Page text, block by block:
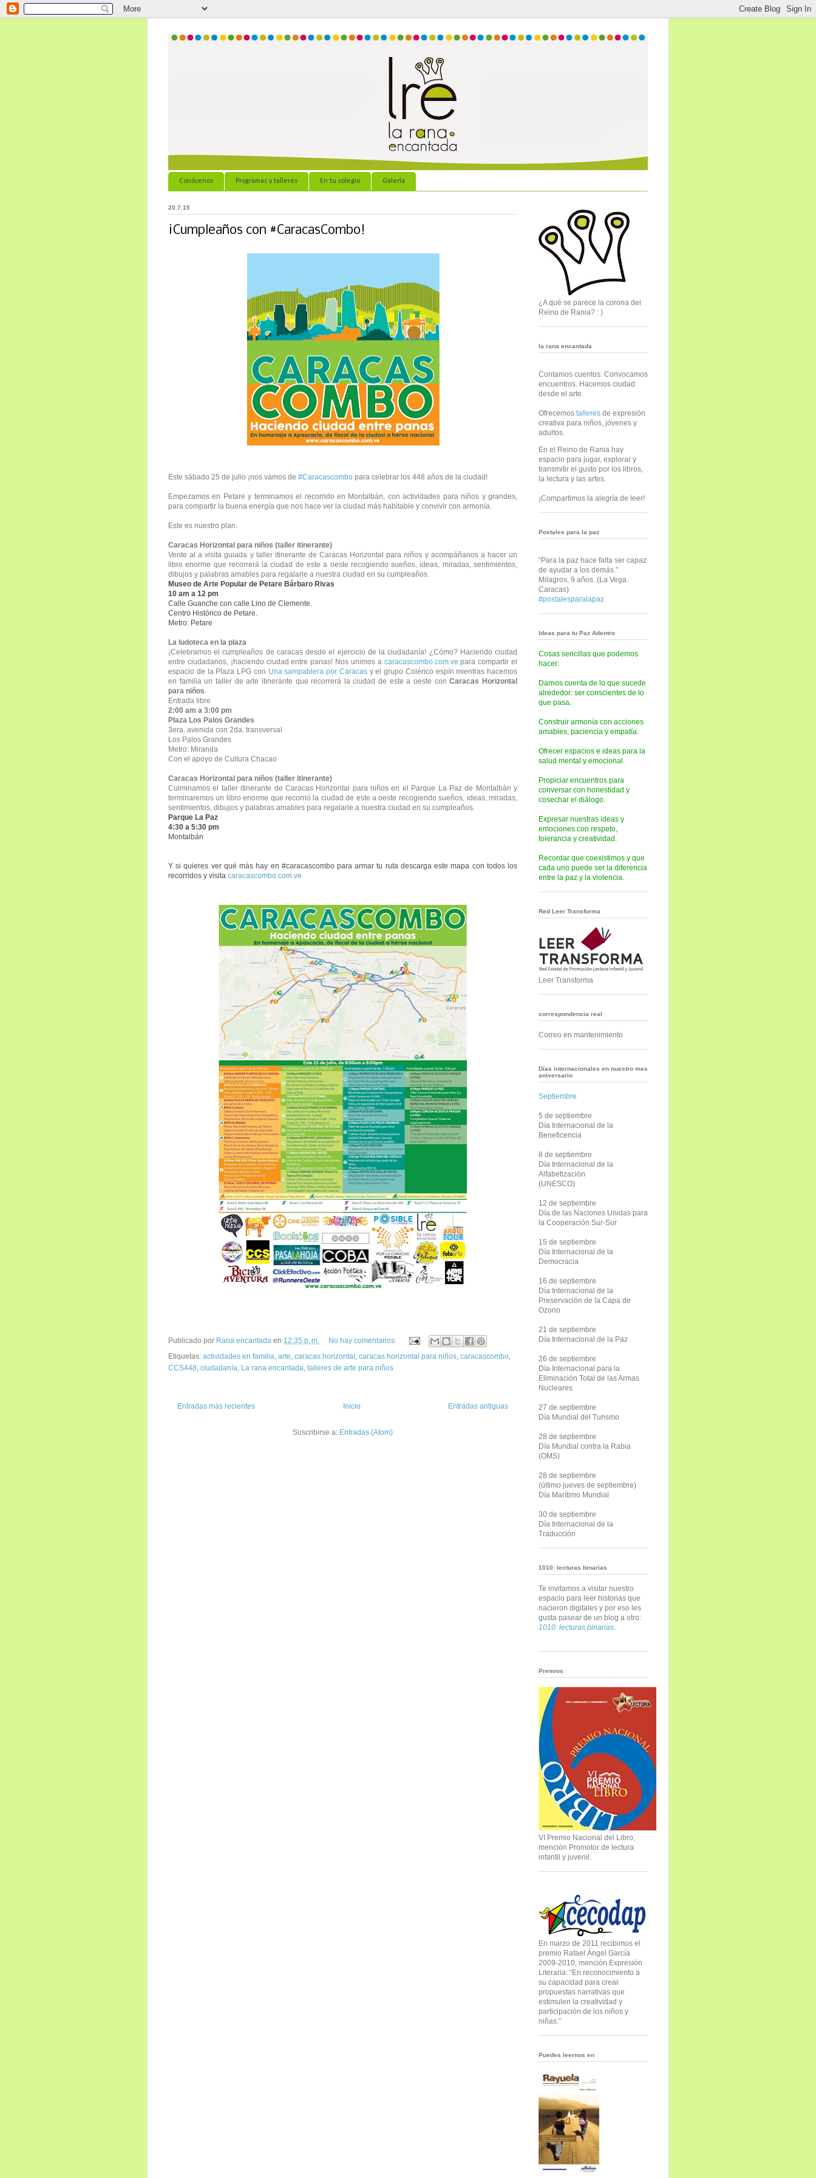
Conócenos Programas y talleres En tu colegio Galería
20.7.15
¡Cumpleaños con #CaracasCombo!
Este sábado 25 de julio ¡nos vamos de #Caracascombo para celebrar los 448 años de la ciudad!
Empezamos en Petare y terminamos el recorrido en Montalbán, con actividades para niños y grandes,
para compartir la buena energía que nos hace ver la ciudad más habitable y convivir con armonía.
Este es nuestro plan:
Caracas Horizontal para niños (taller itinerante)
Vente al a visita guiada y taller itinerante de Caracas Horizontal para niños y acompáñanos a hacer un
libro enorme que recorrerá la ciudad de este a oeste recogiendo sueños, ideas, miradas, sentimientos,
dibujos y palabras amables para regalarle a nuestra ciudad en su cumpleaños.
Museo de Arte Popular de Petare Bárbaro Rivas
10 am a 12 pm
Calle Guanche con calle Lino de Clemente.
Centro Histórico de Petare.
Metro: Petare
La ludoteca en la plaza
¡Celebramos el cumpleaños de caracas desde el ejercicio de la ciudadanía! ¿Cómo? Haciendo ciudad
entre ciudadanos, ¡haciendo ciudad entre panas! Nos unimos a caracascombo.com.ve para compartir el
espacio de la Plaza LPG con Una sampablera por Caracasy el grupo Colérico espín mientras hacemos
en familia un taller de arte itinerante que recorrerá la ciudad de este a oeste conCaracas Horizontal
para niños
Entrada libre
2:00 am a 3:00 pm
Plaza Los Palos Grandes
3era. avenida con 2da. transversal
Los Palos Grandes
Metro: Miranda
Con el apoyo de Cultura Chacao
Caracas Horizontal para niños (taller itinerante)
Culminamos el taller itinerante de Caracas Horizontal para niños en el Parque La Paz de Montalbán y
terminaremos un libro enorme que recorrió la ciudad de este a oeste recogiendo sueños, ideas, miradas,
sentimientos, dibujos y palabras amables para regalarle a nuestra ciudad en su cumpleaños.
Parque La Paz
4:30 a 5:30 pm
Montalbán
Y si quieres ver qué más hay en #caracascombo para armar tu ruta descarga este mapa con todos los
recorridos y visita caracascombo.com.ve
Publicado por Rana encantada en 12:35 p. m.
No hay comentarios:
Etiquetas: actividades en familia arte caracas horizontal caracas horizontal para niños caracascombo
CCS448 ciudadanía La rana encantada talleres de arte para niños
Entradas más recientes Entradas antiguas
Inicio
Suscribirse a: Entradas (Atom)
¿A qué se parece la corona del
Reino de Rania? : )
la rana encantada
Contamos cuentos. Convocamos
encuentros. Hacemos ciudad
desde el arte.
Ofrecemos talleres de expresión
creativa para niños, jóvenes y
adultos.
En el Reino de Rania hay
espacio para jugar, explorar y
transmitir el gusto por los libros,
la lectura y las artes.
¡Compartimos la alegría de leer!
Postales para la paz
“Para la paz hace falta ser capaz
de ayudar a los demás.”
Milagros, 9 años. (La Vega.
Caracas)
#postalesparalapaz
Ideas para tu Paz Adentro
Cosas sencillas que podemos
hacer:
Darnos cuenta de lo que sucede
alrededor: ser conscientes de lo
que pasa.
Construir armonía con acciones
amables, paciencia y empatía.
Ofrecer espacios e ideas para la
salud mental y emocional.
Propiciar encuentros para
conversar con honestidad y
cosechar el diálogo.
Expresar nuestras ideas y
emociones con respeto,
tolerancia y creatividad.
Recordar que coexistimos y que
cada uno puede ser la diferencia
entre la paz y la violencia.
Red Leer Transforma
Leer Transforma
correspondencia real
Correo en mantenimiento
Días internacionales en nuestro mes
aniversario
Septiembre
5 de septiembre
Día Internacional de la
Beneficencia
8 de septiembre
Día Internacional de la
Alfabetización
(UNESCO)
12 de septiembre
Día de las Naciones Unidas para
la Cooperación Sur-Sur
15 de septiembre
Día Internacional de la
Democracia
16 de septiembre
Día Internacional de la
Preservación de la Capa de
Ozono
21 de septiembre
Día Internacional de la Paz
26 de septiembre
Día Internacional para la
Eliminación Total de las Armas
Nucleares
27 de septiembre
Día Mundial del Turismo
28 de septiembre
Día Mundial contra la Rabia
(OMS)
28 de septiembre
(último jueves de septiembre)
Día Marítimo Mundial
30 de septiembre
Día Internacional de la
Traducción
1010: lecturas binarias
Te invitamos a visitar nuestro
espacio para leer historias que
nacieron digitales y por eso les
gusta pasear de un blog a otro:
1010: lecturas binarias
Premios
VI Premio Nacional del Libro,
mención Promotor de lectura
infantil y juvenil.
En marzo de 2011 recibimos el
premio Rafael Ángel García
2009-2010, mención Expresión
Literaria: “En reconocimiento a
su capacidad para crear
propuestas narrativas que
estimulen la creatividad y
participación de los niños y
niñas.”
Puedes leernos en